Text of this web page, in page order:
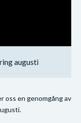
augusti
oss en genomgång av